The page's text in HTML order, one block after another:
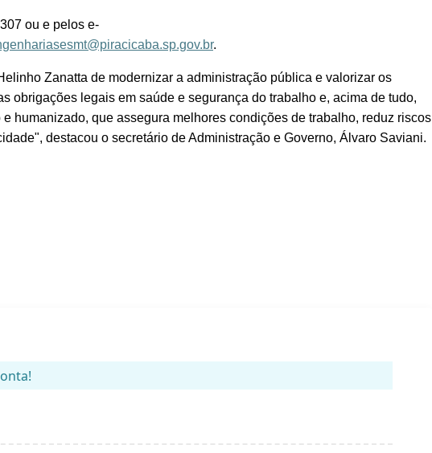
ou e pelos e-
.
Zanatta de modernizar a administração pública e valorizar os
obrigações legais em saúde e segurança do trabalho e, acima de tudo,
humanizado, que assegura melhores condições de trabalho, reduz riscos
destacou o secretário de Administração e Governo, Álvaro Saviani.